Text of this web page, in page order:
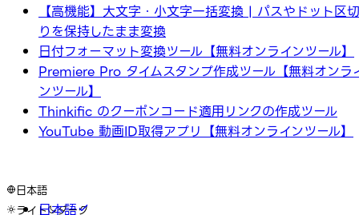
【高機能】大文字・小文字一括変換 | パスやドット区切
りを保持したまま変換
日付フォーマット変換ツール【無料オンラインツール】
Premiere Pro タイムスタンプ作成ツール【無料オンラ
ンツール】
Thinkific のクーポンコード適用リンクの作成ツール
YouTube 動画ID取得アプリ【無料オンラインツール】
日本語
日本語
ライト ダーク